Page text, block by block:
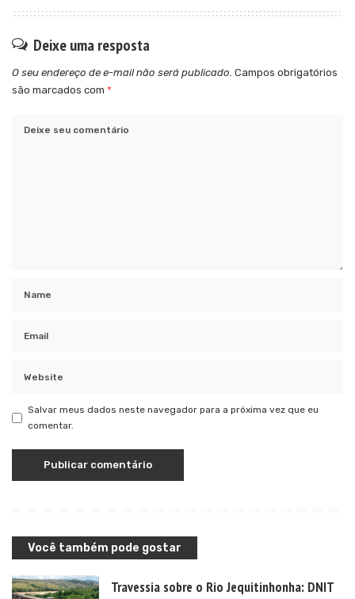
Deixe uma resposta
O seu endereço de e-mail não será publicado. Campos obrigatórios
são marcados com *
Salvar meus dados neste navegador para a próxima vez que eu
comentar.
Você também pode gostar
Travessia sobre o Rio Jequitinhonha: DNIT